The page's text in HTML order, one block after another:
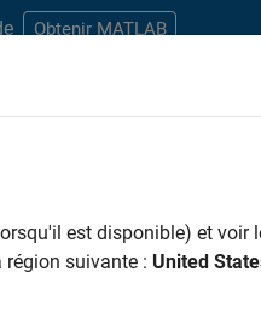
Obtenir MATLAB
de produits Ingénierie de
est disponible) et voir
région suivante : United